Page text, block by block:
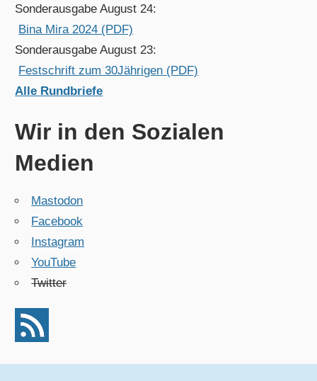
Sonderausgabe August 24:
Bina Mira 2024 (PDF)
Sonderausgabe August 23:
Festschrift zum 30Jährigen (PDF)
Alle Rundbriefe
Wir in den Sozialen
Medien
Mastodon
Facebook
Instagram
YouTube
Twitter